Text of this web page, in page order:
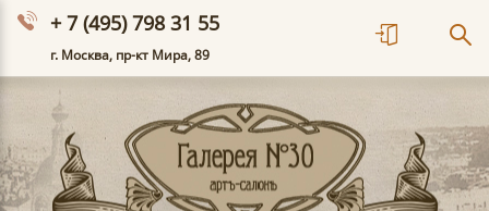
+ 7 (495) 798 31 55
г. Москва, пр-кт Мира, 89